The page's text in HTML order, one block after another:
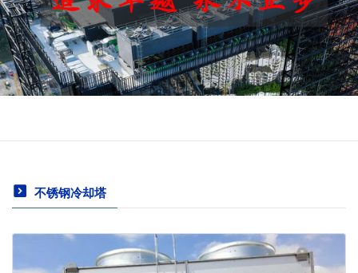
不锈钢冷却塔